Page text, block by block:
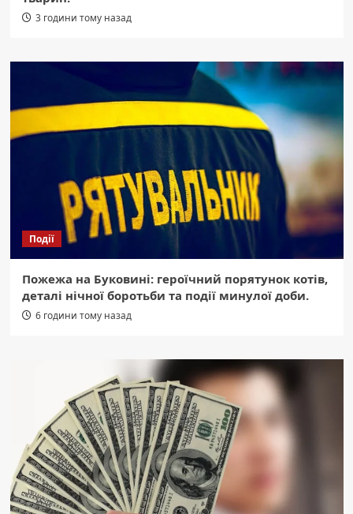
3 години тому назад
Події
Пожежа на Буковині: героїчний порятунок котів,
деталі нічної боротьби та події минулої доби.
6 години тому назад